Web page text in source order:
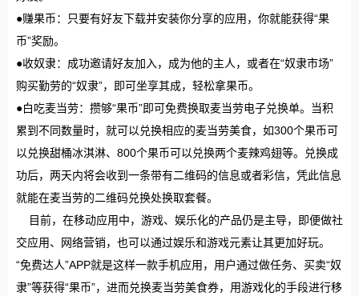
●赚果币：只要有好友下载并安装你分享的应用，你就能获得“果
币”奖励。
●收奴隶：成功邀请好友加入，成为他的主人，或者在“奴隶市场”
购买勤劳的“奴隶”，即可坐享其成，轻松拿果币。
●白吃麦当劳：攒够“果币”即可免费换取麦当劳电子兑换单。当积
累到不同数量时，就可以兑换相应的麦当劳美食，如300个果币可
以兑换甜桶冰淇淋、800个果币可以兑换两个麦辣鸡翅等。兑换成
功后，两天内将会收到一条带有二维码的信息或者彩信，凭此信息
就能在麦当劳的二维码兑换处换取套餐。
目前，在移动应用中，游戏、娱乐化的产品仍是主导，即便做社
交应用、网络营销，也可以通过娱乐和游戏元素让其更加好玩。
“免费达人”APP就是这样一款手机应用，用户通过做任务、买卖“奴
隶”等获得“果币”，进而兑换麦当劳美食券，用游戏化的手段进行移